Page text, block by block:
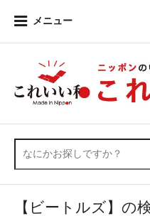
メニュー
【ビートルズ】の